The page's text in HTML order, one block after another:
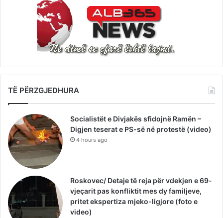
TË PËRZGJEDHURA
Socialistët e Divjakës sfidojnë Ramën –
Digjen teserat e PS-së në protestë (video)
4 hours ago
Roskovec/ Detaje të reja për vdekjen e 69-
vjeçarit pas konfliktit mes dy familjeve,
pritet ekspertiza mjeko-ligjore (foto e
video)